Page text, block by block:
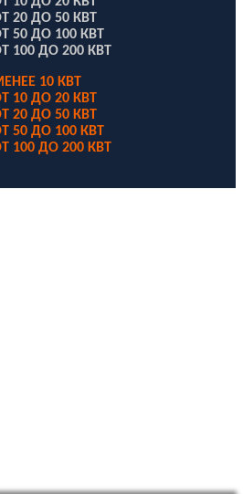
20 ДО 50 КВТ
ДО 100 КВТ
ДО 200 КВТ
10 КВТ
10 ДО 20 КВТ
20 ДО 50 КВТ
ДО 100 КВТ
ДО 200 КВТ